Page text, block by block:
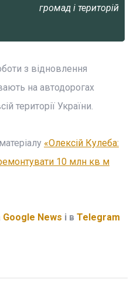
громад і територій
з відновлення
на автодорогах
території України.
«Олексій Кулеба:
10 млн кв м
Google News і в Telegram